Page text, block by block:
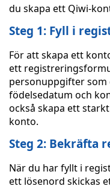
du skapa ett Qiwi-
Steg 1: Fyll i
För att skapa ett
ett
personuppgifter
födelsedatum och
också skapa ett
konto.
Steg 2: Bekräfta
När du har fyllt i
ett lösenord skickas